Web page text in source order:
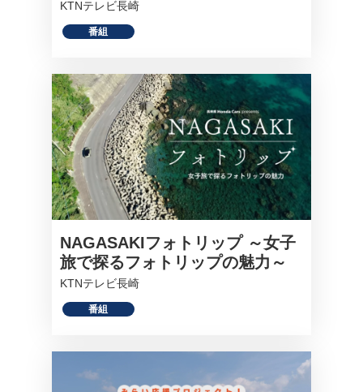
KTNテレビ長崎
番組
NAGASAKIフォトリップ ～女子
旅で探るフォトリップの魅力～
KTNテレビ長崎
番組